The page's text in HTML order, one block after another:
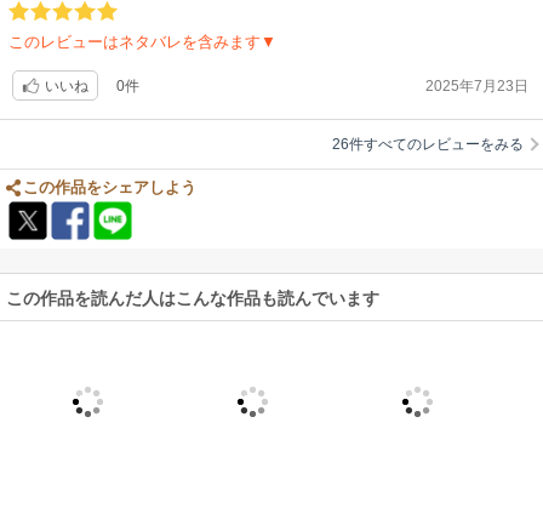
このレビューはネタバレを含みます▼
いいね 0件 2025年7月23日
26件すべてのレビューをみる
この作品をシェアしよう
この作品を読んだ人はこんな作品も読んでいます